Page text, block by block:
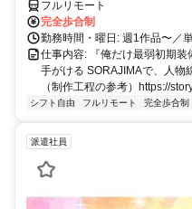
フルリモート
完全歩合制
勤務時間・曜日: 週1作品〜／
仕事内容: 『俺だけ最弱初期
手がける SORAJIMAで、人物
（制作工程の参考）https://
シフト自由 フルリモート 完全歩合制
派遣社員